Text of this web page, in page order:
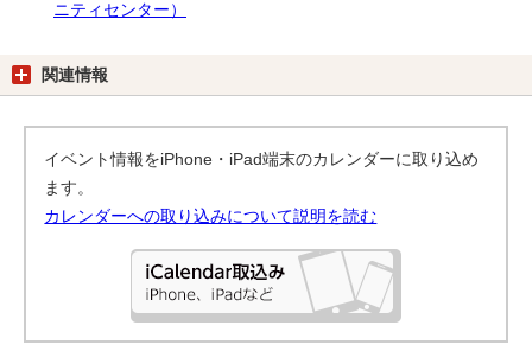
ニティセンター）
関連情報
イベント情報をiPhone・iPad端末のカレンダーに取り込め
ます。
カレンダーへの取り込みについて説明を読む